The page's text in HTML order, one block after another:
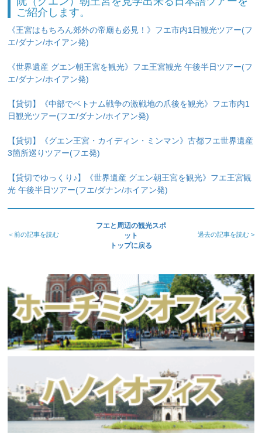
ご紹介します。
《王宮はもちろん郊外の帝廟も必見！》フエ市内1日観光ツアー(フ
エ/ダナン/ホイアン発)
《世界遺産 グエン朝王宮を観光》フエ王宮観光 午後半日ツアー(フ
エ/ダナン/ホイアン発)
【貸切】《中部でベトナム戦争の激戦地の爪後を観光》フエ市内1
日観光ツアー(フエ/ダナン/ホイアン発)
【貸切】《グエン王宮・カイディン・ミンマン》古都フエ世界遺産
3箇所巡りツアー(フエ発)
【貸切でゆっくり♪】《世界遺産 グエン朝王宮を観光》フエ王宮観
光 午後半日ツアー(フエ/ダナン/ホイアン発)
＜前の記事を読む
フエと周辺の観光スポ
ット
トップに戻る
過去の記事を読む >